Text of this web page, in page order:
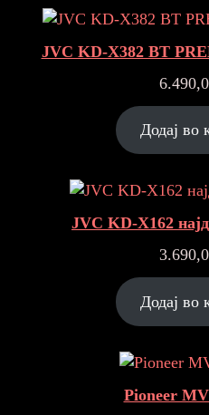
JVC KD-X382 BT
Додај во
JVC KD-X162
Додај во
Pioneer